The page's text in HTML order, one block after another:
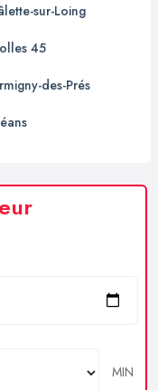
sur-Loing
45
des-Prés
MIN